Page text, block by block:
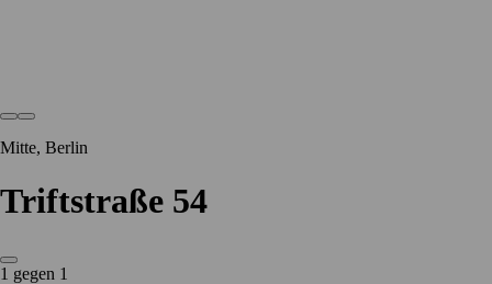
Mitte, Berlin
Triftstraße 54
1 gegen 1